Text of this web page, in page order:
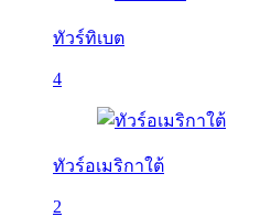
ทัวร์ทิเบต
4
ทัวร์อเมริกาใต้
2